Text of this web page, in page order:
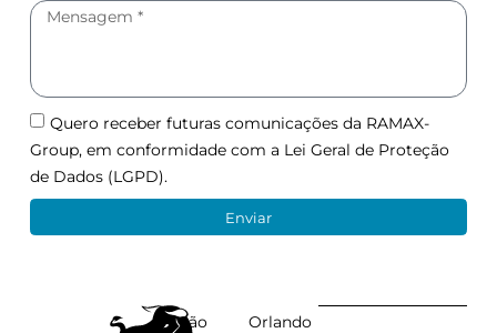
Quero receber futuras comunicações da RAMAX-
Group, em conformidade com a Lei Geral de Proteção
de Dados (LGPD).
Enviar
São
Orlando